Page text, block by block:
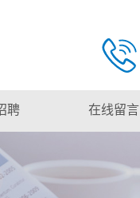
聘 在线留言